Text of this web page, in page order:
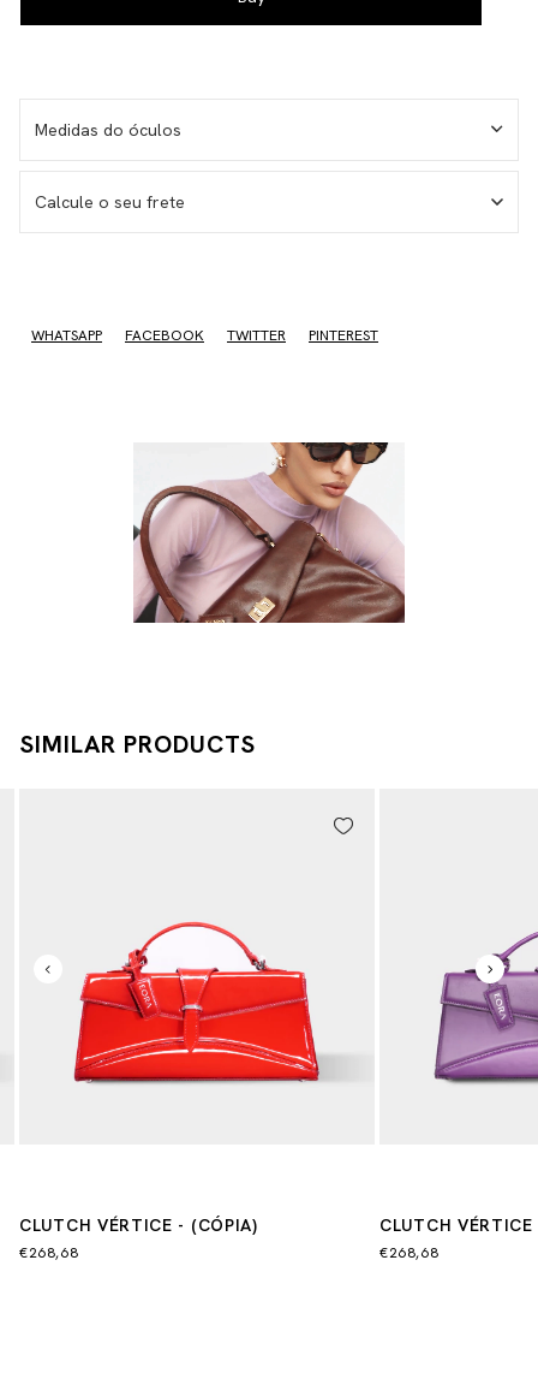
Medidas do óculos
Calcule o seu frete
WHATSAPP
FACEBOOK TWITTER PINTEREST
SIMILAR PRODUCTS
CLUTCH VÉRTICE - (CÓPIA)
€268,68
CLUTCH VÉRTICE
€268,68